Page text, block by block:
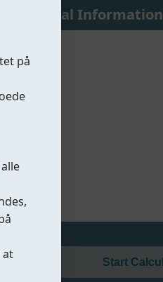
Additional Information
på
at